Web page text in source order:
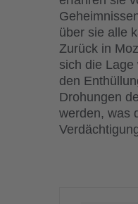
über sie alle
Zurück in
sich die
den
Drohungen
werden, was